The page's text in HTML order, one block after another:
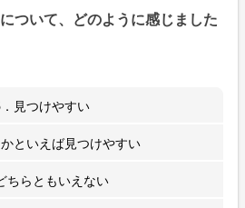
ついて、どのように感じました
見つけやすい
といえば見つけやすい
ちらともいえない